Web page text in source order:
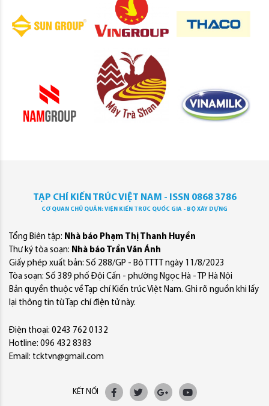
TẠP CHÍ KIẾN TRÚC VIỆT NAM - ISSN 0868 3786
CƠ QUAN CHỦ QUẢN: VIỆN KIẾN TRÚC QUỐC GIA - BỘ XÂY DỰNG
Tổng Biên tập: Nhà báo Phạm Thị Thanh Huyền
Thư ký tòa soạn: Nhà báo Trần Văn Ánh
Giấy phép xuất bản: Số 288/GP - Bộ TTTT ngày 11/8/2023
Tòa soạn: Số 389 phố Đội Cấn - phường Ngọc Hà - TP Hà Nội
Bản quyền thuộc về Tạp chí Kiến trúc Việt Nam. Ghi rõ nguồn khi lấy
lại thông tin từ Tạp chí điện tử này.
Điện thoại: 0243 762 0132
Hotline: 096 432 8383
Email: tcktvn@gmail.com
KẾT NỐI